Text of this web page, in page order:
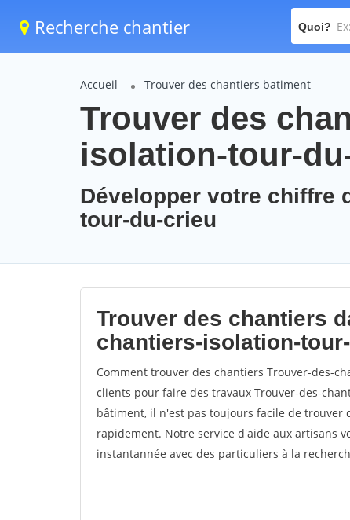
Recherche chantier Quoi?
Accueil Trouver des chantiers batiment
Trouver des
isolation-tour-
Développer votre chiffre
tour-du-crieu
Trouver des chantiers
chantiers-isolation-
Comment trouver des chantiers Trouver-des-
clients pour faire des travaux Trouver-des-
bâtiment, il n'est pas toujours facile de
rapidement. Notre service d'aide aux artisans
instantannée avec des particuliers à la